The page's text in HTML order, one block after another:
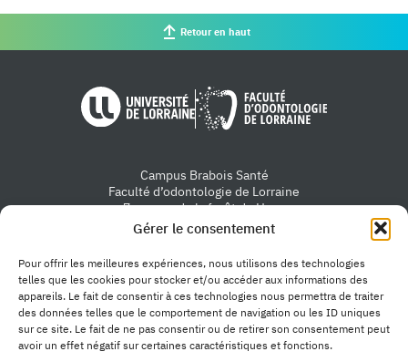
Gérer le consentement
Pour offrir les meilleures expériences, nous utilisons des technologies
telles que les cookies pour stocker et/ou accéder aux informations des
appareils. Le fait de consentir à ces technologies nous permettra de traiter
des données telles que le comportement de navigation ou les ID uniques
sur ce site. Le fait de ne pas consentir ou de retirer son consentement peut
avoir un effet négatif sur certaines caractéristiques et fonctions.
Retour en haut
Université de Lorraine
Campus Brabois Santé
Faculté d’odontologie de Lorraine
7 avenue de la forêt de Haye
54505 Vandœuvre-lès-Nancy
Nous contacter